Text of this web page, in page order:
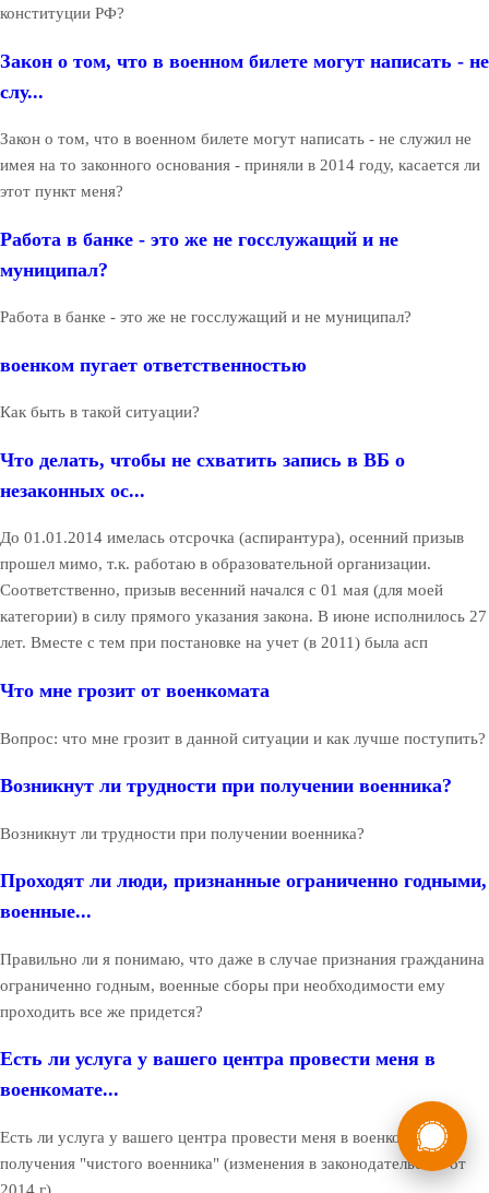
конституции РФ?
Закон о том, что в военном билете могут написать - не
слу...
Закон о том, что в военном билете могут написать - не служил не
имея на то законного основания - приняли в 2014 году, касается ли
этот пункт меня?
Работа в банке - это же не госслужащий и не
муниципал?
Работа в банке - это же не госслужащий и не муниципал?
военком пугает ответственностью
Как быть в такой ситуации?
Что делать, чтобы не схватить запись в ВБ о
незаконных ос...
До 01.01.2014 имелась отсрочка (аспирантура), осенний призыв
прошел мимо, т.к. работаю в образовательной организации.
Соответственно, призыв весенний начался с 01 мая (для моей
категории) в силу прямого указания закона. В июне исполнилось 27
лет. Вместе с тем при постановке на учет (в 2011) была асп
Что мне грозит от военкомата
Вопрос: что мне грозит в данной ситуации и как лучше поступить?
Возникнут ли трудности при получении военника?
Возникнут ли трудности при получении военника?
Проходят ли люди, признанные ограниченно годными,
военные...
Правильно ли я понимаю, что даже в случае признания гражданина
ограниченно годным, военные сборы при необходимости ему
проходить все же придется?
Есть ли услуга у вашего центра провести меня в
военкомате...
Есть ли услуга у вашего центра провести меня в военкомате до
получения "чистого военника" (изменения в законодательстве от
2014 г)
Бесплатная
консультация
8 (800) 775-35-89